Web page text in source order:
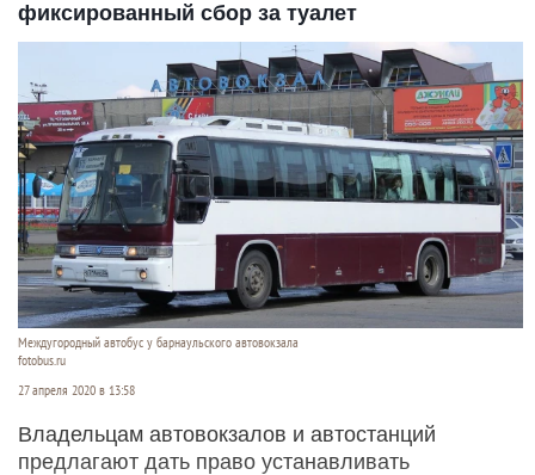
фиксированный сбор за туалет
Междугородный автобус у барнаульского автовокзала
fotobus.ru
27 апреля 2020 в 13:58
Владельцам автовокзалов и автостанций
предлагают дать право устанавливать